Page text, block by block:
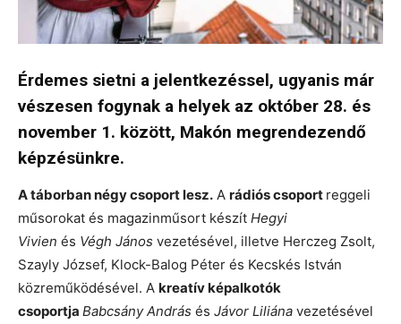
Érdemes sietni a jelentkezéssel, ugyanis már
vészesen fogynak a helyek az október 28. és
november 1. között, Makón megrendezendő
képzésünkre.
A táborban négy csoport lesz. A rádiós csoport reggeli
műsorokat és magazinműsort készít Hegyi
Vivien és Végh János vezetésével, illetve Herczeg Zsolt,
Szayly József, Klock-Balog Péter és Kecskés István
közreműködésével. A kreatív képalkotók
csoportja Babcsány András és Jávor Liliána vezetésével